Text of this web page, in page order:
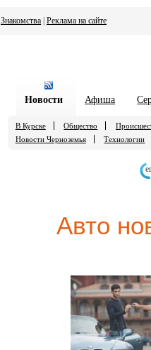
Знакомства Реклама на сайте
Новости Афиша
В Курске Общество
Новости Черноземья
Технологии
Авто